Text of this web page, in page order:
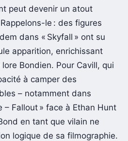
peut devenir un atout
le : des figures
dans « Skyfall » ont su
apparition, enrichissant
Bondien. Pour Cavill, qui
à camper des
– notamment dans
– Fallout » face à Ethan Hunt
en tant que vilain ne
logique de sa filmographie.